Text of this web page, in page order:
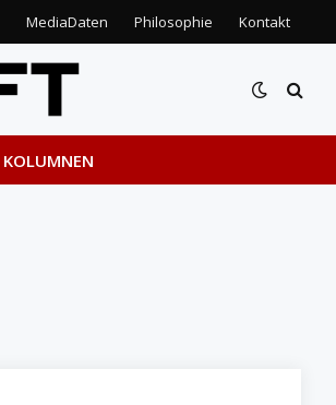
MediaDaten Philosophie Kontakt
KOLUMNEN